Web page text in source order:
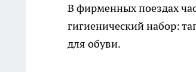
В фирменных поездах
гигиенический набор:
для обуви.